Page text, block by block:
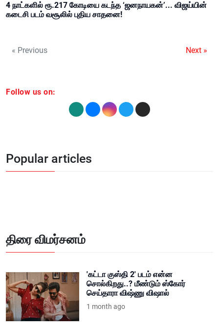
4 நாட்களில் ரூ.217 கோடியை கடந்த ‘ஜனநாயகன்’... விஜய்யின்
கடைசி படம் வசூலில் புதிய சாதனை!
« Previous Next »
Follow us on:
Popular articles
திரை விமர்சனம்
'கட்டா குஸ்தி 2' படம் என்ன
சொல்கிறது..? மீண்டும் ஸ்கோர்
செய்தாரா விஷ்ணு விஷால்
1 month ago